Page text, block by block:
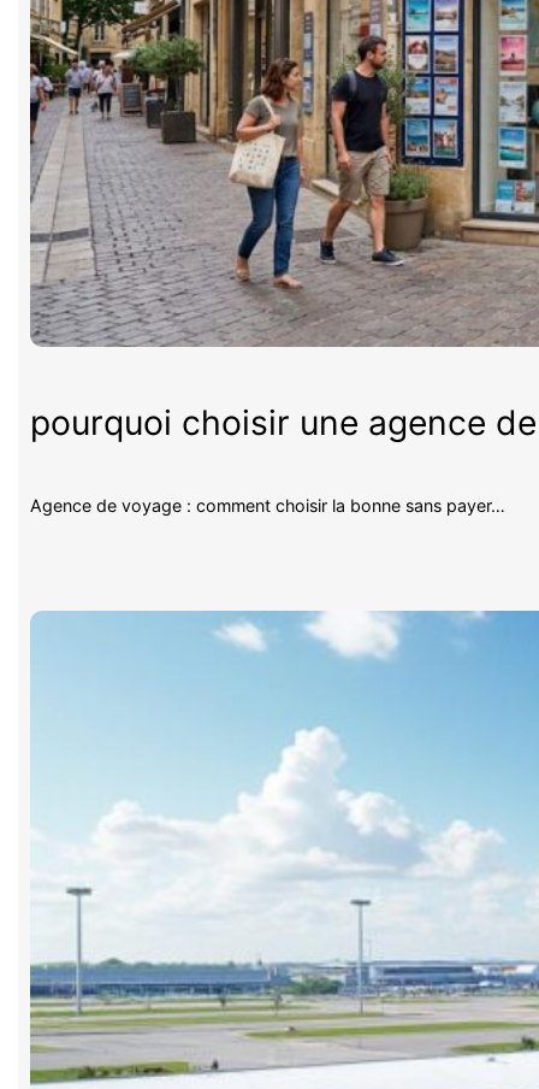
pourquoi choisir une agence
Agence de voyage : comment choisir la bonne sans payer…